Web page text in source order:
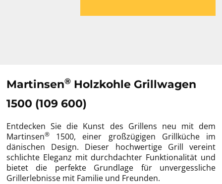
Martinsen® Holzkohle Grillwagen
1500 (109 600)
Entdecken Sie die Kunst des Grillens neu mit dem
Martinsen®
1500, einer großzügigen Grillküche im
dänischen Design. Dieser hochwertige Grill vereint
schlichte Eleganz mit durchdachter Funktionalität und
bietet die perfekte Grundlage für unvergessliche
Grillerlebnisse mit Familie und Freunden.